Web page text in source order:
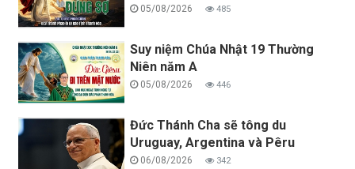
05/08/2026 485
Suy niệm Chúa Nhật 19 Thường
Niên năm A
05/08/2026 446
Đức Thánh Cha sẽ tông du
Uruguay, Argentina và Pêru
06/08/2026 342